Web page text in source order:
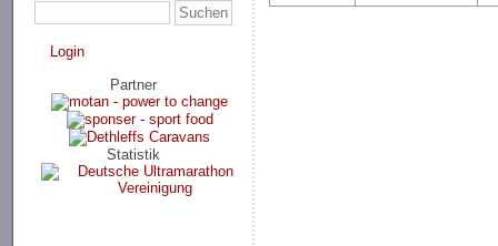
Login
Partner
Statistik